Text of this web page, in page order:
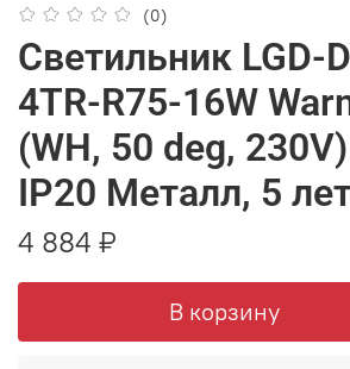
(0)
Светильник LGD-
4TR-R75-16W
(WH, 50 deg,
IP20 Металл, 5
4 884 ₽
В корзину